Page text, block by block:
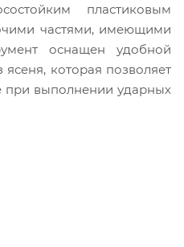
пластиковым
частями, имеющими
оснащен удобной
которая позволяет
при выполнении ударных